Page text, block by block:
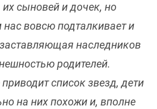
сыновей и дочек, но
вовсю подталкивает и
наследников
родителей.
список звезд, дети
на них похожи и, вполне